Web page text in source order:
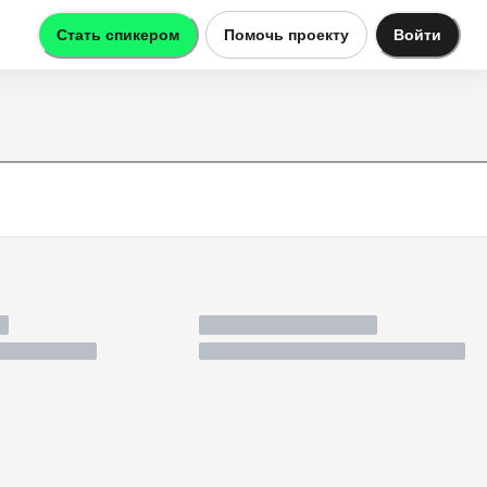
Стать спикером Помочь проекту Войти